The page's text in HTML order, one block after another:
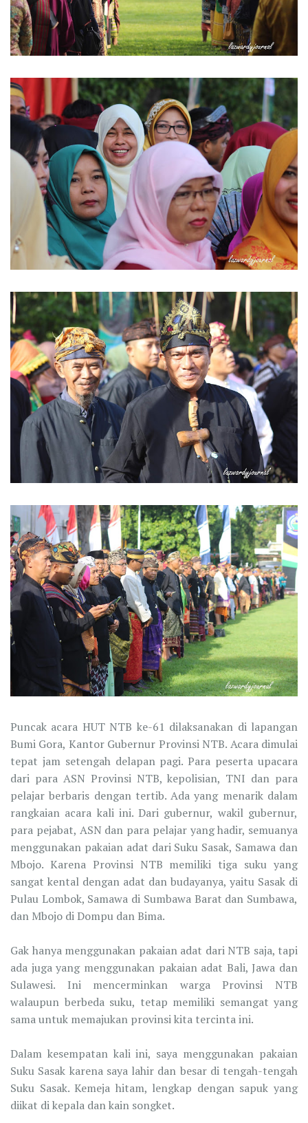
Puncak acara HUT NTB ke-61 dilaksanakan di lapangan
Bumi Gora, Kantor Gubernur Provinsi NTB. Acara dimulai
tepat jam setengah delapan pagi. Para peserta upacara
dari para ASN Provinsi NTB, kepolisian, TNI dan para
pelajar berbaris dengan tertib. Ada yang menarik dalam
rangkaian acara kali ini. Dari gubernur, wakil gubernur,
para pejabat, ASN dan para pelajar yang hadir, semuanya
menggunakan pakaian adat dari Suku Sasak, Samawa dan
Mbojo. Karena Provinsi NTB memiliki tiga suku yang
sangat kental dengan adat dan budayanya, yaitu Sasak di
Pulau Lombok, Samawa di Sumbawa Barat dan Sumbawa,
dan Mbojo di Dompu dan Bima.
Gak hanya menggunakan pakaian adat dari NTB saja, tapi
ada juga yang menggunakan pakaian adat Bali, Jawa dan
Sulawesi. Ini mencerminkan warga Provinsi NTB
walaupun berbeda suku, tetap memiliki semangat yang
sama untuk memajukan provinsi kita tercinta ini.
Dalam kesempatan kali ini, saya menggunakan pakaian
Suku Sasak karena saya lahir dan besar di tengah-tengah
Suku Sasak. Kemeja hitam, lengkap dengan sapuk yang
diikat di kepala dan kain songket.